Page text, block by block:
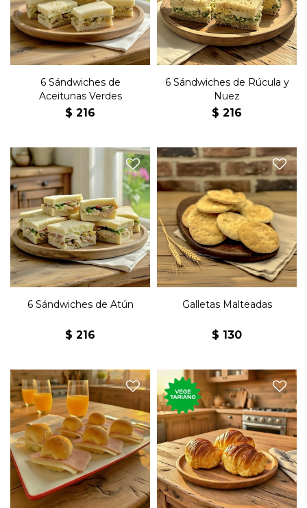
y mayonesa en pan blanco.
6 Sándwiches de
Aceitunas Verdes
$ 216
mayonesa en pan negro.
6 Sándwiches de Rúcula y
Nuez
$ 216
Seis sándwiches de copetín
con atún, tomate, lechuga y
mayonesa en pan blanco.
6 Sándwiches de Atún
$ 216
Las clásicas galletas
malteadas de panadería de
toda nuestra vida
Galletas Malteadas
$ 130
Seis pebetes con jamón,
queso y manteca.
Tres medialunas de
manteca.